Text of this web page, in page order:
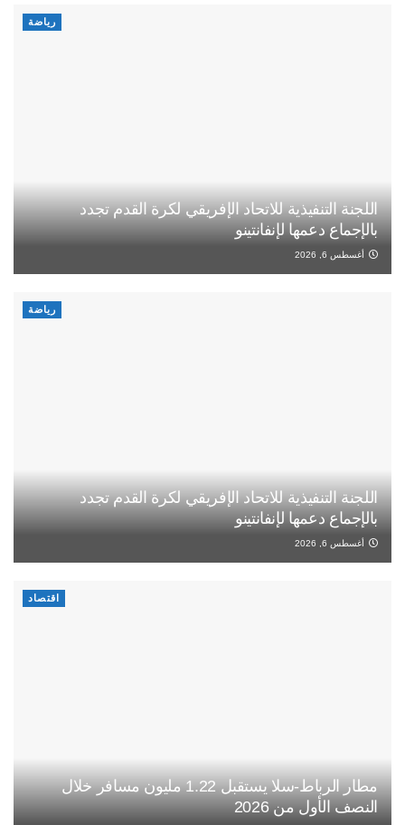
رياضة
اللجنة التنفيذية للاتحاد الإفريقي لكرة القدم تجدد
بالإجماع دعمها لإنفانتينو
أغسطس 6, 2026
رياضة
اللجنة التنفيذية للاتحاد الإفريقي لكرة القدم تجدد
بالإجماع دعمها لإنفانتينو
أغسطس 6, 2026
اقتصاد
مطار الرباط-سلا يستقبل 1.22 مليون مسافر خلال
النصف الأول من 2026